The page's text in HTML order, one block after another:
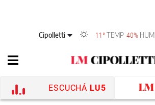
Cipolletti 11°TEMP 40% HUM
ESCUCHÁ LU5